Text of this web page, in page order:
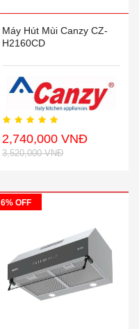
Máy Hút Mùi Canzy CZ-
H2160CD
2,740,000 VNĐ
3,520,000 VNĐ
6% OFF